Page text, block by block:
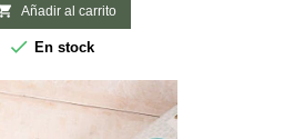
natural
Añadir al carrito
 En stock